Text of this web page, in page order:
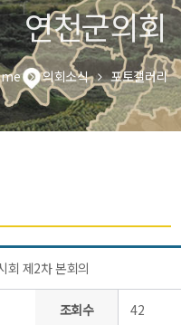
연천군의회
의회소식 포토갤러리
회 제2차 본회의
조회수 42